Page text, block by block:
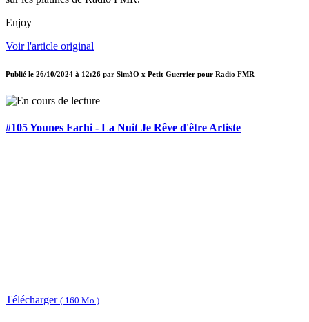
Enjoy
Voir l'article original
Publié le 26/10/2024 à 12:26 par SimãO x Petit Guerrier pour Radio FMR
#105 Younes Farhi - La Nuit Je Rêve d'être Artiste
Télécharger ( 160 Mo )